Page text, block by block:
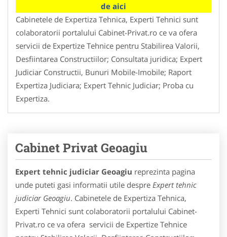
de aici
Cabinetele de Expertiza Tehnica, Experti Tehnici sunt
colaboratorii portalului Cabinet-Privat.ro ce va ofera
servicii de Expertize Tehnice pentru Stabilirea Valorii,
Desfiintarea Constructiilor; Consultata juridica; Expert
Judiciar Constructii, Bunuri Mobile-Imobile; Raport
Expertiza Judiciara; Expert Tehnic Judiciar; Proba cu
Expertiza.
Cabinet Privat Geoagiu
Expert tehnic judiciar Geoagiu reprezinta pagina
unde puteti gasi informatii utile despre Expert tehnic
judiciar Geoagiu. Cabinetele de Expertiza Tehnica,
Experti Tehnici sunt colaboratorii portalului Cabinet-
Privat.ro ce va ofera servicii de Expertize Tehnice